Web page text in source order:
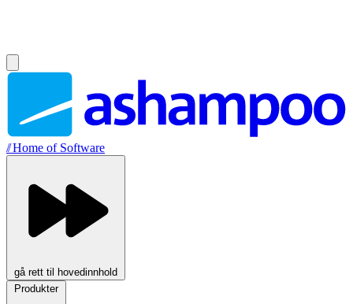
//Home of Software
gå rett til hovedinnhold
Produkter